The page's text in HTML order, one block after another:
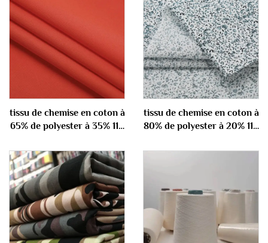
tissu de chemise en coton à
65% de polyester à 35% 110
tissu de chemise en coton à
80% de polyester à 20% 110